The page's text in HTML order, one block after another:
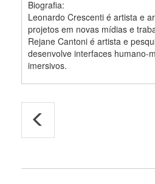
Biografia:
Leonardo Crescenti é artista e
projetos em novas mídias e
Rejane Cantoni é artista e
desenvolve interfaces humano-
imersivos.